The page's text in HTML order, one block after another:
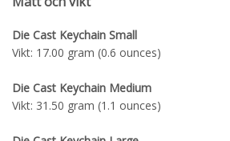
Die Cast Keychain Small
Vikt: 17.00 gram (0.6 ounces)
Die Cast Keychain Medium
Vikt: 31.50 gram (1.1 ounces)